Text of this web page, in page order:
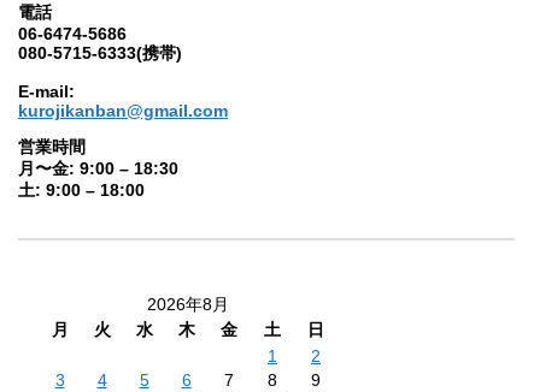
電話
06-6474-5686
080-5715-6333(携帯)
E-mail:
kurojikanban@gmail.com
営業時間
月〜金: 9:00 – 18:30
土: 9:00 – 18:00
2026年8月
月
火 水 木 金 土
日
1
2
3
4 5 6 7 8
9